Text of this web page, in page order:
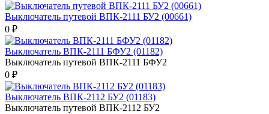
Выключатель путевой ВПК-2111 БУ2 (00661)
0 ₽
Выключатель ВПК-2111 БФУ2 (01182)
Выключатель путевой ВПК-2111 БФУ2
0 ₽
Выключатель ВПК-2112 БУ2 (01183)
Выключатель путевой ВПК-2112 БУ2